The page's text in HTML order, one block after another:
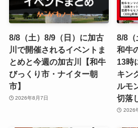
8/8（土）8/9（日）に加古
川で開催されるイベントま
とめと今週の加古川【和牛
びっくり市・ナイター朝
市】
2026年8月7日
8/8（
和牛
13時
キン
ルモ
切落
2026